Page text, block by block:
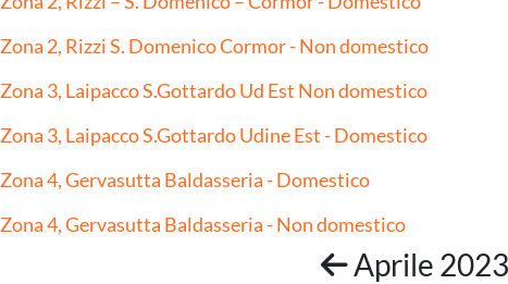
Zona 2, Rizzi S. Domenico Cormor - Non domestico
Zona 3, Laipacco S.Gottardo Ud Est Non domestico
Zona 3, Laipacco S.Gottardo Udine Est - Domestico
Zona 4, Gervasutta Baldasseria - Domestico
Zona 4, Gervasutta Baldasseria - Non domestico
Aprile 2023